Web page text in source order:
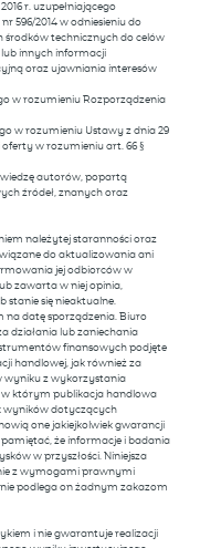
r. uzupełniającego
596/2014 w odniesieniu do
technicznych do celów
innych informacji
oraz ujawniania interesów
w rozumieniu Rozporządzenia
w rozumieniu Ustawy z dnia 29
w rozumieniu art. 66 §
wiedzę autorów, popartą
źródeł, znanych oraz
należytej staranności oraz
do aktualizowania ani
jej odbiorców w
zawarta w niej opinia,
stanie się nieaktualne.
na datę sporządzenia. Biuro
działania lub zaniechania
finansowych podjęte
handlowej, jak również za
wyniku z wykorzystania
w którym publikacja handlowa
wyników dotyczących
one jakiejkolwiek gwarancji
że informacje i badania
w przyszłości. Niniejsza
z wymogami prawnymi
podlega on żadnym zakazom
i nie gwarantuje realizacji